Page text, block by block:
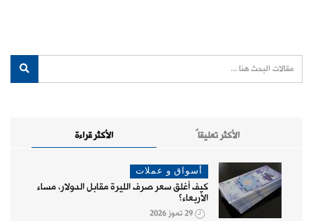
الأكثر قراءة الأكثر تعليقاً
أسواق و عملات
كيف أغلق سعر صرف الليرة مقابل الدولار، مساء
الأربعاء؟
29 تموز 2026